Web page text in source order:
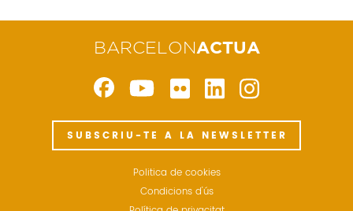
BARCELONACTUA
SUBSCRIU-TE A LA NEWSLETTER
Politica de cookies
Condicions d'ús